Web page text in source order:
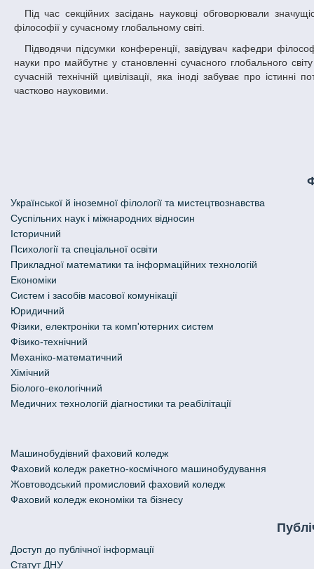
Під час секційних засідань науковці обговорювали значущість історії філософії у формуванні сучасних поглядів на філософію, роль
філософії у сучасному глобальному світі.
Підводячи підсумки конференції, завідувач кафедри філософії ДНУ, професор В.Б. Окороков наголосив на провідній ролі філософії як
науки про майбутнє у становленні сучасного глобального
сучасній технічній цивілізації, яка іноді забуває про
частково науковими.
Української й іноземної філології та мистецтвознавства
Cуспільних наук і міжнародних відносин
Історичний
Психології та спеціальної освіти
Прикладної математики та інформаційних технологій
Економіки
Систем і засобів масової комунікації
Юридичний
Фізики, електроніки та комп'ютерних систем
Фізико-технічний
Механіко-математичний
Хімічний
Біолого-екологічний
Медичних технологій діагностики та реабілітації
Машинобудівний фаховий коледж
Фаховий коледж ракетно-космічного машинобудування
Жовтоводський промисловий фаховий коледж
Фаховий коледж економіки та бізнесу
Доступ до публічної інформації
Статут ДНУ